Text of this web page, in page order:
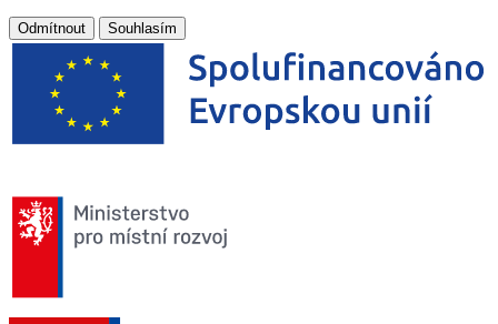
Odmítnout Souhlasím